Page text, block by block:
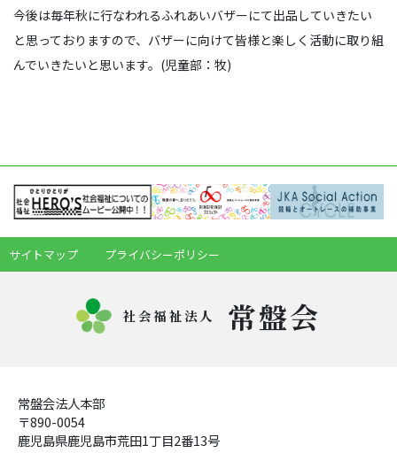
今後は毎年秋に行なわれるふれあいバザーにて出品していきたい
と思っておりますので、バザーに向けて皆様と楽しく活動に取り組
んでいきたいと思います。(児童部：牧)
サイトマップ プライバシーポリシー
社会福祉法人 常盤会
常盤会法人本部
〒890-0054
鹿児島県鹿児島市荒田1丁目2番13号